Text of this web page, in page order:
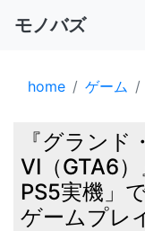
モノバズ
home ゲーム
『グランド
VI（GTA6
PS5実機」
ゲームプレ